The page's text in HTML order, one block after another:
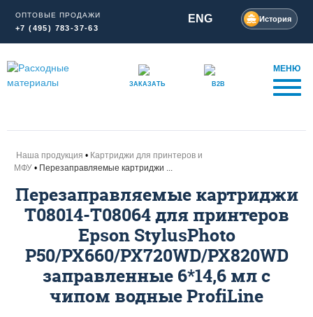
ОПТОВЫЕ ПРОДАЖИ
+7 (495) 783-37-63
ENG История
ЗАКАЗАТЬ B2B
МЕНЮ
Наша продукция
Картриджи для принтеров и
МФУ
Перезаправляемые картриджи ...
Перезаправляемые картриджи
T08014-T08064 для принтеров
Epson StylusPhoto
P50/PX660/PX720WD/PX820WD
заправленные 6*14,6 мл с
чипом водные ProfiLine